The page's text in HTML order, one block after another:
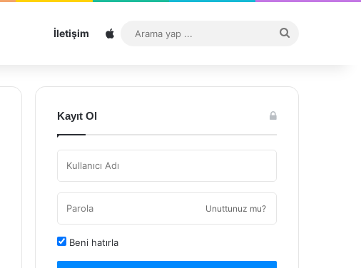
İletişim Sitemap
...
Kayıt Ol
Unuttunuz mu?
Beni hatırla